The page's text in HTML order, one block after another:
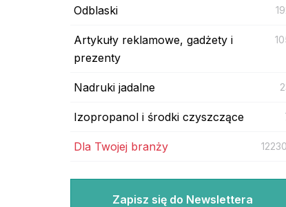
Odblaski
Artykuły reklamowe, gadżety i
prezenty
Nadruki jadalne
Izopropanol i środki czyszczące
Dla Twojej branży
Zapisz się do Newslettera